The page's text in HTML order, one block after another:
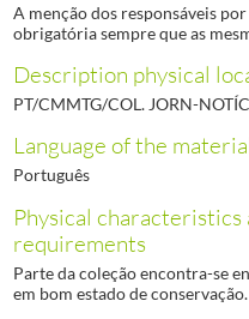
A menção dos responsáveis
obrigatória sempre que as
Description physical
PT/CMMTG/COL. JORN-
Language of the
Português
Physical characteristics
requirements
Parte da coleção encontra-se
em bom estado de conservação.